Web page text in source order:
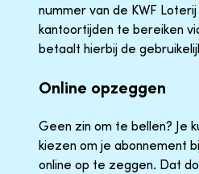
nummer van de KWF Loterij
kantoortijden te bereiken
betaalt hierbij de
Online opzeggen
Geen zin om te bellen? Je
kiezen om je abonnement
online op te zeggen. Dat